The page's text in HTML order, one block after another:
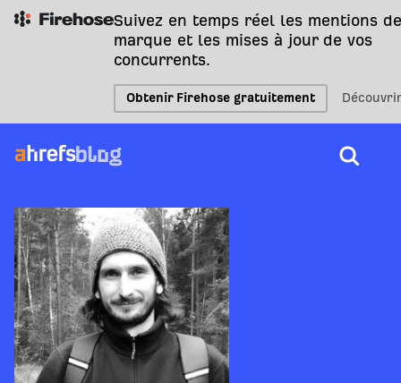
Suivez en temps réel les mentions
marque et les mises à jour de vos
concurrents.
Obtenir Firehose gratuitement